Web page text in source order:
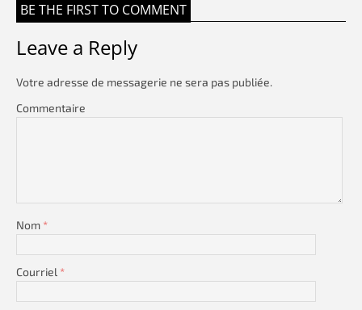
BE THE FIRST TO COMMENT
Leave a Reply
Votre adresse de messagerie ne sera pas publiée.
Commentaire
Nom *
Courriel *